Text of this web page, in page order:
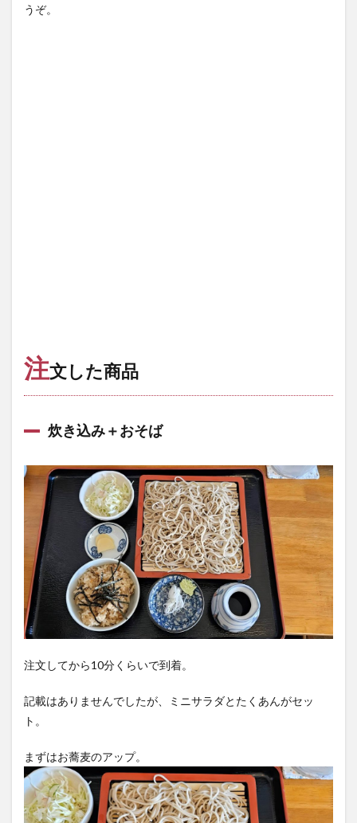
うぞ。
注文した商品
炊き込み＋おそば
注文してから10分くらいで到着。
記載はありませんでしたが、ミニサラダとたくあんがセッ
ト。
まずはお蕎麦のアップ。